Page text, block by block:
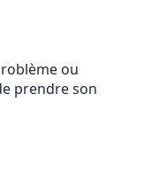
ou
prendre son